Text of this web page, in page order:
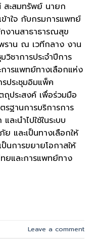
ะสมทรัพย์ นายก
าใจ กับกรมการแพทย์
งานสาธาธารณสุข
ราน ณ เวทีกลาง งาน
วิชาการประจำปีการ
ารแพทย์ทางเลือกแห่ง
ประชุมอิมแพ็ค
ประสงค์ เพื่อร่วมมือ
ฐานการบริการการ
ะนำไปใช้ในระบบ
และเป็นทางเลือกให้
นการขยายโอกาสให้
ยและการแพทย์ทาง
Leave a comment